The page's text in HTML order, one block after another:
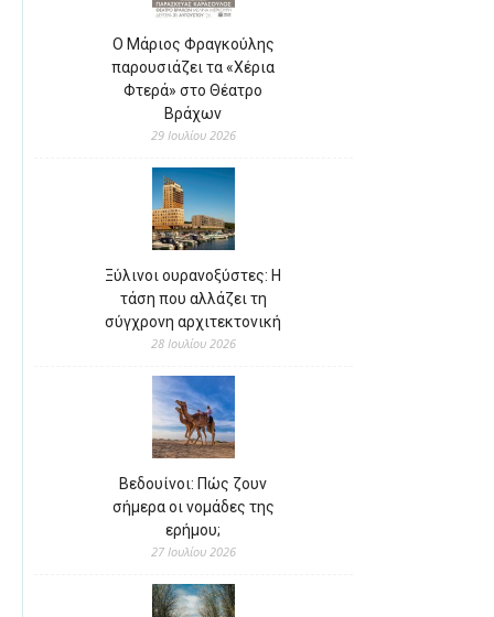
Ο Μάριος Φραγκούλης
παρουσιάζει τα «Χέρια
Φτερά» στο Θέατρο
Βράχων
29 Ιουλίου 2026
Ξύλινοι ουρανοξύστες: Η
τάση που αλλάζει τη
σύγχρονη αρχιτεκτονική
28 Ιουλίου 2026
Βεδουίνοι: Πώς ζουν
σήμερα οι νομάδες της
ερήμου;
27 Ιουλίου 2026